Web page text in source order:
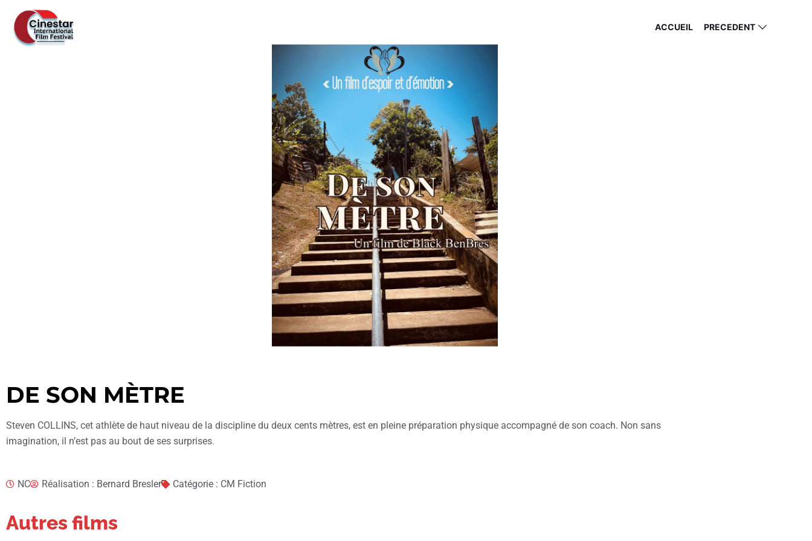
ACCUEIL PRECEDENT
DE SON MÈTRE
Steven COLLINS, cet athlète de haut niveau de la discipline du deux cents mètres, est en pleine préparation physique accompagné de son coach. Non sans
imagination, il n’est pas au bout de ses surprises.
NC Réalisation : Bernard Bresler Catégorie : CM Fiction
Autres films